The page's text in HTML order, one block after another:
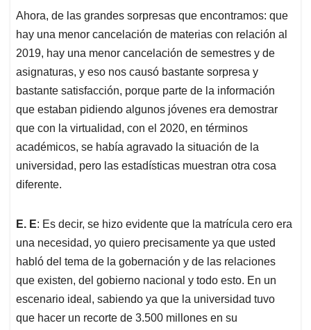
Ahora, de las grandes sorpresas que encontramos: que
hay una menor cancelación de materias con relación al
2019, hay una menor cancelación de semestres y de
asignaturas, y eso nos causó bastante sorpresa y
bastante satisfacción, porque parte de la información
que estaban pidiendo algunos jóvenes era demostrar
que con la virtualidad, con el 2020, en términos
académicos, se había agravado la situación de la
universidad, pero las estadísticas muestran otra cosa
diferente.
E. E: Es decir, se hizo evidente que la matrícula cero era
una necesidad, yo quiero precisamente ya que usted
habló del tema de la gobernación y de las relaciones
que existen, del gobierno nacional y todo esto. En un
escenario ideal, sabiendo ya que la universidad tuvo
que hacer un recorte de 3.500 millones en su